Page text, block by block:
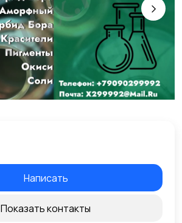
Написать
Показать контакты